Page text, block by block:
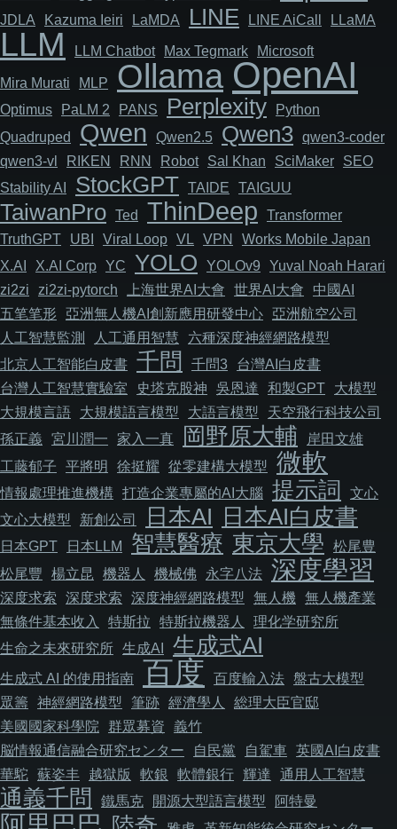
JDLA Kazuma Ieiri LaMDA LINE LINE AiCall LLaMA
LLM LLM Chatbot Max Tegmark Microsoft
Mira Murati MLP Ollama OpenAI
Optimus PaLM 2 PANS Perplexity
Python
Quadruped
Qwen Qwen2.5 Qwen3 qwen3-coder
qwen3-vl
RIKEN RNN Robot Sal Khan SciMaker
SEO
Stability AI
StockGPT TAIDE TAIGUU
TaiwanPro Ted ThinDeep
Transformer
TruthGPT
UBI Viral Loop VL VPN
Works Mobile Japan
X.AI
X.AI Corp YC YOLO YOLOv9
Yuval Noah Harari
zi2zi
zi2zi-pytorch 上海世界AI大會 世界AI大會
中國AI
五笔笔形
亞洲無人機AI創新應用研發中心 亞洲航空公司
人工智慧監測
人工通用智慧
六種深度神經網路模型
北京人工智能白皮書 千問 千問3
台灣AI白皮書
台灣人工智慧實驗室
史塔克股神 吳恩達 和製GPT
大模型
大規模言語
大規模語言模型 大語言模型
天空飛行科技公司
孫正義
宮川潤一 家入一真 岡野原大輔
岸田文雄
工藤郁子
平將明 徐挺耀 從零建構大模型 微軟
情報處理推進機構 打造企業專屬的AI大腦 提示詞
文心
文心大模型
新創公司 日本AI 日本AI白皮書
日本GPT 日本LLM 智慧醫療 東京大學
松尾豊
松尾豐
楊立昆 機器人 機械佛 永字八法 深度學習
深度求索 深度求索 深度神經網路模型 無人機
無人機產業
無條件基本收入
特斯拉 特斯拉機器人
理化学研究所
生命之未來研究所 生成AI 生成式AI
生成式 AI 的使用指南 百度 百度輸入法 盤古大模型
眾籌
神經網路模型 筆跡 經濟學人
総理大臣官邸
美國國家科學院
群眾募資
義竹
脳情報通信融合研究センター
自民黨 自駕車 英國AI白皮書
華駝 蘇姿丰 越獄版 軟銀 軟體銀行 輝達 通用人工智慧
通義千問 鐵馬克 開源大型語言模型 阿特曼